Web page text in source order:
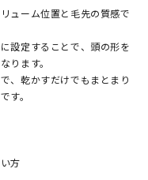
ューム位置と毛先の質感で
設定することで、頭の形を
ります。
、乾かすだけでもまとまり
す。
方